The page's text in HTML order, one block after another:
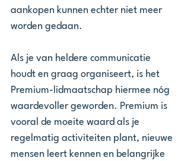
aankopen kunnen echter niet meer
worden gedaan.
Als je van heldere communicatie
houdt en graag organiseert, is het
Premium-lidmaatschap hiermee nóg
waardevoller geworden. Premium is
vooral de moeite waard als je
regelmatig activiteiten plant, nieuwe
mensen leert kennen en belangrijke